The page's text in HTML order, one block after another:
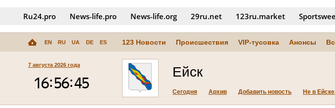
Ru24.pro News‑life.pro News‑life.org 29ru.net 123ru.market
EN RU UA DE ES 123 Новости Происшествия VIP-тусовка Анонсы
7 августа 2026 года Ейск
Сегодня Архив Добавить новость Не в